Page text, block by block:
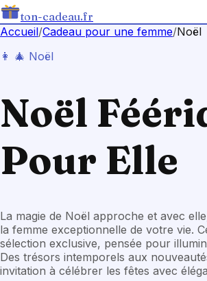
ton-cadeau.fr
Accueil/Cadeau pour une femme/Noël
👩 🎄 Noël
Noël
Pour Elle
La magie de Noël approche et avec
la femme exceptionnelle de votre vie.
sélection exclusive, pensée pour
Des trésors intemporels aux
invitation à célébrer les fêtes avec